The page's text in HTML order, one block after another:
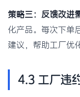
策略三：反馈改进
化产品。每次下单
建议，帮助工厂优
4.3 工厂违